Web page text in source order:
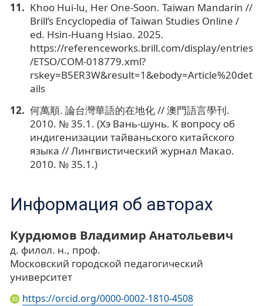
Khoo Hui-lu, Her One-Soon. Taiwan Mandarin //
Brill’s Encyclopedia of Taiwan Studies Online /
ed. Hsin-Huang Hsiao. 2025.
https://referenceworks.brill.com/display/entries
/ETSO/COM-018779.xml?
rskey=B5ER3W&result=1&ebody=Article%20det
ails
何萬順. 論台灣華語的在地化 // 澳門語言學刊.
2010. № 35.1. (Хэ Вань-шунь. К вопросу об
индигенизации тайваньского китайского
языка // Лингвистический журнал Макао.
2010. № 35.1.)
Информация об авторах
Курдюмов Владимир Анатольевич
д. филол. н., проф.
Московский городской педагогический
университет
https://orcid.org/0000-0002-1810-4508